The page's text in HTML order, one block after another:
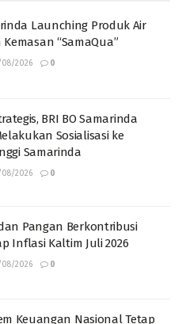
Launching Produk Air
“SamaQua”
2026 0
BRI BO Samarinda
Sosialisasi ke
Samarinda
2026 0
Pangan Berkontribusi
Inflasi Kaltim Juli 2026
2026 0
Keuangan Nasional Tetap